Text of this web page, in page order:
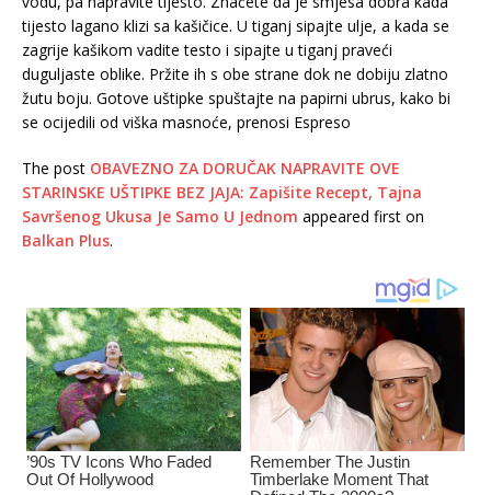
tijesto lagano klizi sa kašičice. U tiganj sipajte ulje, a kada se
zagrije kašikom vadite testo i sipajte u tiganj praveći
duguljaste oblike. Pržite ih s obe strane dok ne dobiju zlatno
žutu boju. Gotove uštipke spuštajte na papirni ubrus, kako bi
se ocijedili od viška masnoće, prenosi Espreso
The post OBAVEZNO ZA DORUČAK NAPRAVITE OVE
STARINSKE UŠTIPKE BEZ JAJA: Zapišite Recept, Tajna
Savršenog Ukusa Je Samo U Jednom appeared first on
Balkan Plus.